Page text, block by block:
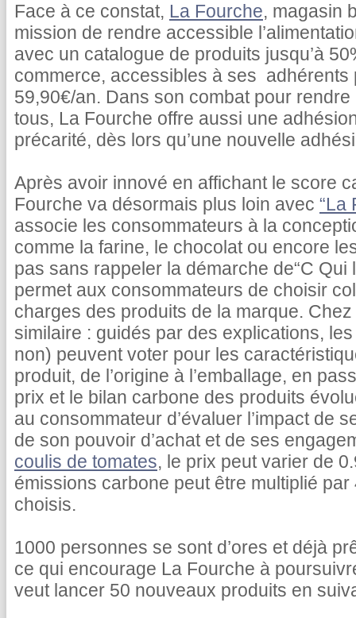
Face à ce constat, La Fourche, magasin
mission de rendre accessible
avec un catalogue de produits jusqu’à
commerce, accessibles à ses adhérents
59,90€/an. Dans son combat pour
tous, La Fourche offre aussi une
précarité, dès lors qu’une nouvelle
Après avoir innové en affichant le score
Fourche va désormais plus loin avec “La
associe les consommateurs à la
comme la farine, le chocolat ou encore
pas sans rappeler la démarche de“C Qui
permet aux consommateurs de choisir
charges des produits de la marque.
similaire : guidés par des explications,
non) peuvent voter pour les
produit, de l’origine à l’emballage, en
prix et le bilan carbone des produits
au consommateur d’évaluer l’impact de
de son pouvoir d’achat et de ses
coulis de tomates, le prix peut varier de
émissions carbone peut être multiplié
choisis.
1000 personnes se sont d’ores et déjà
ce qui encourage La Fourche à
veut lancer 50 nouveaux produits en